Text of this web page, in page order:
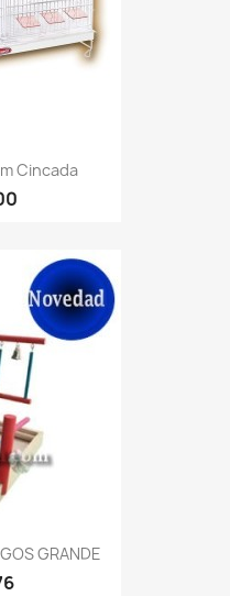
Cincada
€
GRANDE...
€